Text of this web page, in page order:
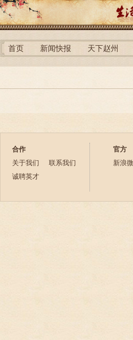
首页 新闻快报 天下赵州
合作
关于我们
联系我们
诚聘英才
官方
新浪